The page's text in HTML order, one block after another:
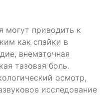
могут приводить к
как спайки в
внематочная
тазовая боль.
осмотр,
исследование